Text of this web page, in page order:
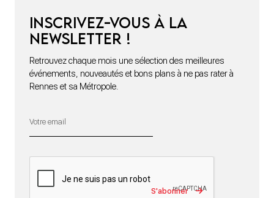
Inscrivez-vous à la
newsletter !
Retrouvez chaque mois une sélection des meilleures
événements, nouveautés et bons plans à ne pas rater à
Rennes et sa Métropole.
S'abonner